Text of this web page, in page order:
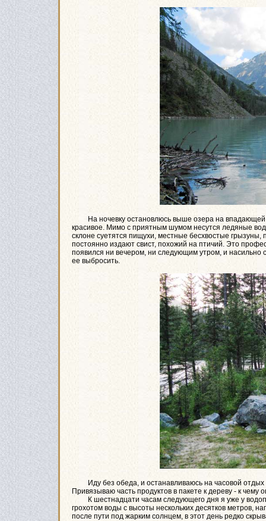
На ночевку остановлюсь выше озера на впадающей
красивое. Мимо с приятным шумом несутся ледяные
склоне суетятся пищухи, местные бесхвостые
постоянно издают свист, похожий на птичий. Это
появился ни вечером, ни следующим утром, и насильно
ее выбросить.
Иду без обеда, и останавливаюсь на часовой отдых
Привязываю часть продуктов в пакете к дереву - к чему
К шестнадцати часам следующего дня я уже у
грохотом воды с высоты нескольких десятков метров,
после пути под жарким солнцем, в этот день редко